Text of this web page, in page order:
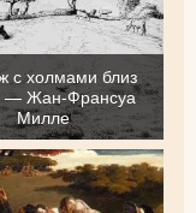
с холмами близ
— Жан-Франсуа
Милле